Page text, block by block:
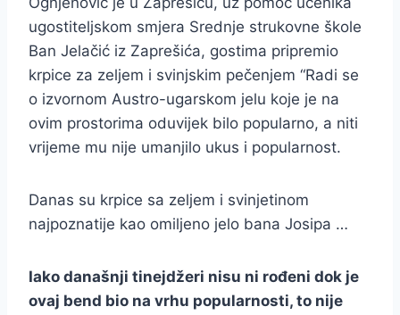
ugostiteljskom smjera Srednje strukovne škole
Ban Jelačić iz Zaprešića, gostima pripremio
krpice za zeljem i svinjskim pečenjem “Radi se
o izvornom Austro-ugarskom jelu koje je na
ovim prostorima oduvijek bilo popularno, a niti
vrijeme mu nije umanjilo ukus i popularnost.
Danas su krpice sa zeljem i svinjetinom
najpoznatije kao omiljeno jelo bana Josipa …
Iako današnji tinejdžeri nisu ni rođeni dok je
ovaj bend bio na vrhu popularnosti, to nije